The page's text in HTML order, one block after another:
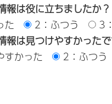
報は役に立ちましたか？
た
2：ふつう
3
報は見つけやすかった
すかった
2：ふつう